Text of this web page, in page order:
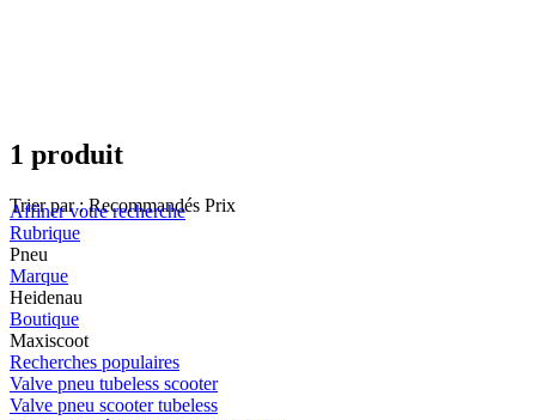
1 produit
Trier par : Recommandés Prix
Affiner votre recherche
Rubrique
Pneu
Marque
Heidenau
Boutique
Maxiscoot
Recherches populaires
Valve pneu tubeless scooter
Valve pneu scooter tubeless